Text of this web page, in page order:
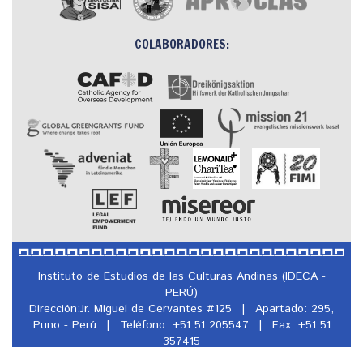
COLABORADORES:
Instituto de Estudios de las Culturas Andinas (IDECA -
PERÚ)
Dirección:Jr. Miguel de Cervantes #125
|
Apartado: 295,
Puno - Perú
| Teléfono: +51 51 205547 |
Fax: +51 51
357415